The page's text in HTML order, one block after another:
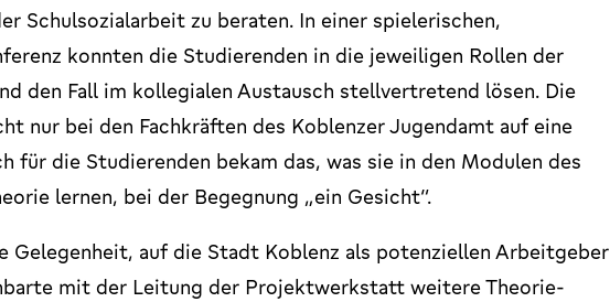
Schulsozialarbeit zu beraten. In einer spielerischen,
konnten die Studierenden in die jeweiligen Rollen der
den Fall im kollegialen Austausch stellvertretend lösen. Die
nur bei den Fachkräften des Koblenzer Jugendamt auf eine
für die Studierenden bekam das, was sie in den Modulen des
lernen, bei der Begegnung „ein Gesicht“.
Gelegenheit, auf die Stadt Koblenz als potenziellen Arbeitgeber
mit der Leitung der Projektwerkstatt weitere Theorie-